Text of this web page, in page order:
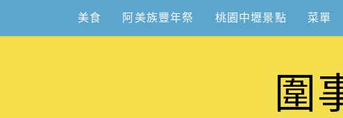
content
美食 阿美族豐年祭 桃園中壢景點 菜單
圍